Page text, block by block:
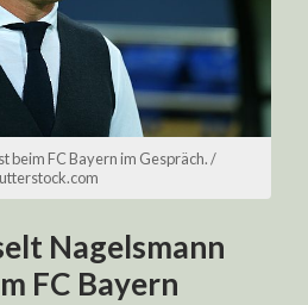
beim FC Bayern im Gespräch. /
Nagelsmann
FC Bayern